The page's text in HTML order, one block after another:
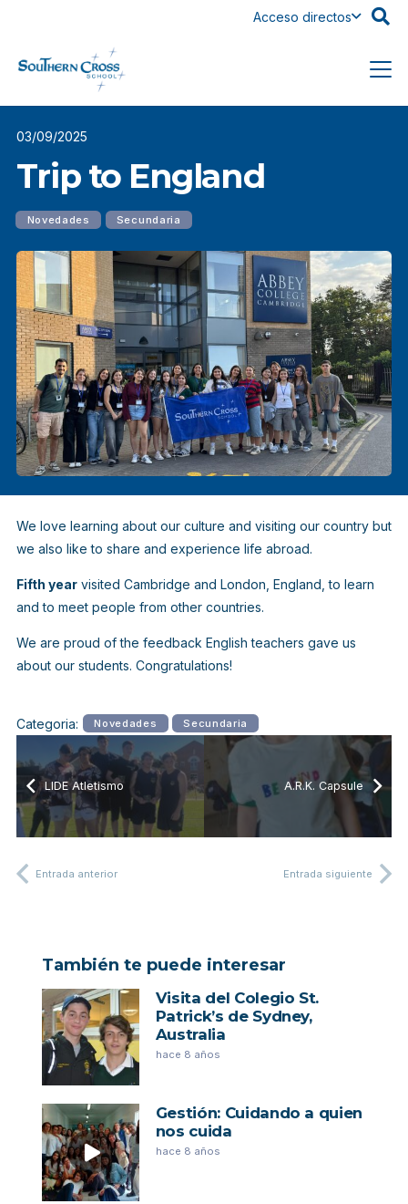
Acceso directos
03/09/2025
Trip to England
Novedades Secundaria
We love learning about our culture and visiting our country but
we also like to share and experience life abroad.
Fifth yearvisited Cambridge and London, England, to learn
and to meet people from other countries.
We are proud of the feedback English teachers gave us
about our students. Congratulations!
Categoria: Novedades Secundaria
LIDE Atletismo A.R.K. Capsule
Entrada anterior Entrada siguiente
También te puede interesar
Visita del Colegio St.
Patrick’s de Sydney,
Australia
hace 8 años
Gestión: Cuidando a quien
nos cuida
hace 8 años